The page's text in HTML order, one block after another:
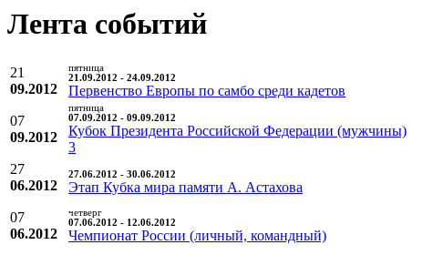
Лента событий
21
09.2012
пятница
21.09.2012 - 24.09.2012
Первенство Европы по самбо среди кадетов
07
09.2012
пятница
07.09.2012 - 09.09.2012
Кубок Президента Российской Федерации (мужчины)
3
27
06.2012
27.06.2012 - 30.06.2012
Этап Кубка мира памяти А. Астахова
07
06.2012
четверг
07.06.2012 - 12.06.2012
Чемпионат России (личный, командный)